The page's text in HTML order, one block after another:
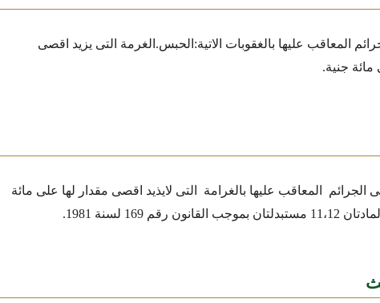
المعاقب عليها بالغقوبات الاتية: الحبس. الغرمة التى يزيد اقصى
مائة جنية.
الجرائم المعاقب عليها بالغرامة
التى لايذيد اقصى مقدار لها على مائة